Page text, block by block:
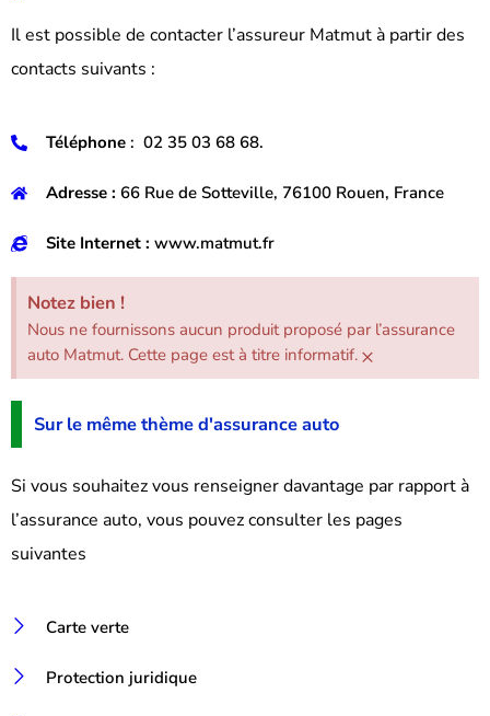
Il est possible de contacter l’assureur Matmut à partir des
contacts suivants :
Téléphone: 02 35 03 68 68.
Adresse : 66 Rue de Sotteville, 76100 Rouen, France
Site Internet : www.matmut.fr
Notez bien !
Nous ne fournissons aucun produit proposé par l’assurance
auto Matmut. Cette page est à titre informatif. ×
Sur le même thème d'assurance auto
Si vous souhaitez vous renseigner davantage par rapport à
l’assurance auto, vous pouvez consulter les pages
suivantes
Carte verte
Protection juridique